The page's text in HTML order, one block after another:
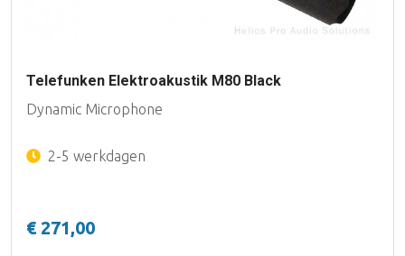
Telefunken Elektroakustik M80 Black
Dynamic Microphone
2-5 werkdagen
€ 271,00